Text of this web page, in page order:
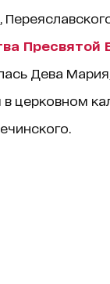
Пресвятой
Дева
в церковном